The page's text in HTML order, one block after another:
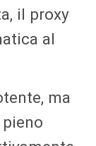
il proxy
al
ma